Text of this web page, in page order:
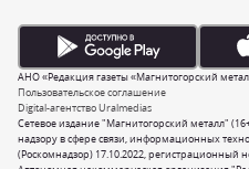
Сетевое издание "Магнитогорский металл"
надзору в сфере связи, информационных
(Роскомнадзор) 17.10.2022,
Пользовательское соглашение
Digital-агентство Uralmedias
АНО «Редакция газеты «Магнитогорский